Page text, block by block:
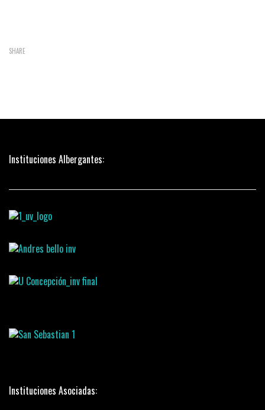
SHARE
Instituciones Albergantes:
Instituciones Asociadas: